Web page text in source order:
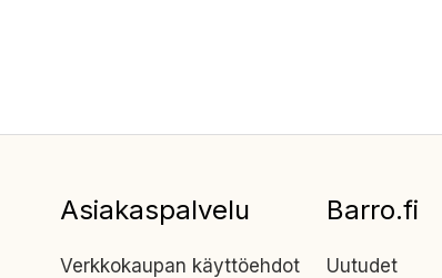
Asiakaspalvelu
Verkkokaupan käyttöehdot
Barro.fi
Uutudet